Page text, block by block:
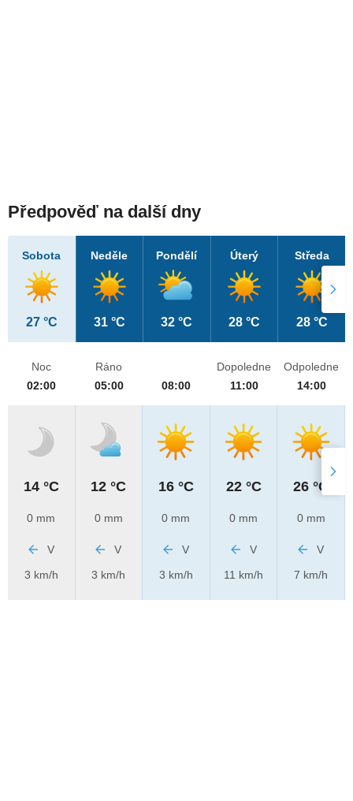
Předpověď na další dny
Sobota
27 °C
Neděle
31 °C
Pondělí
32 °C
Úterý
28 °C
Středa
28 °C
Noc
02:00
14 °C
0 mm
V
3 km/h
Ráno
05:00
12 °C
0 mm
V
3 km/h
08:00
16 °C
0 mm
V
3 km/h
Dopoledne
11:00
22 °C
0 mm
V
11 km/h
Odpoledne
14:00
26 °C
0 mm
V
7 km/h